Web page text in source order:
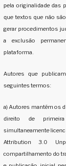
pela originalidade das
que textos que não
gerar procedimentos
a exclusão
plataforma.
Autores que
seguintes termos:
a) Autores mantém os
direito de
simultaneamente
Attribution 3.0
compartilhamento do